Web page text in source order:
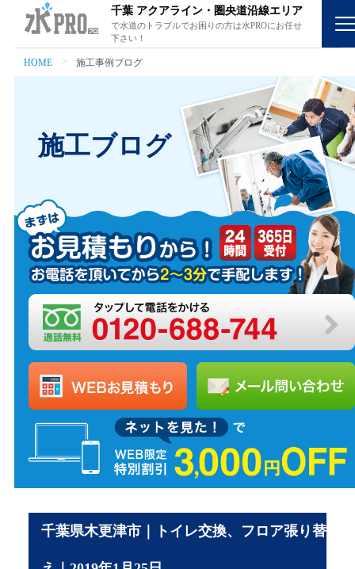
千葉 アクアライン・圏央道沿線エリア
で水道のトラブルでお困りの方は水PROにお任せ
下さい！
HOME 施工事例ブログ
施工ブログ
千葉県木更津市｜トイレ交換、フロア張り替